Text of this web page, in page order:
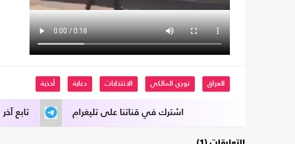
العراق نوري المالكي الانتخابات دعاية أحذية
تابع اشترك في قناتنا على تليغرام